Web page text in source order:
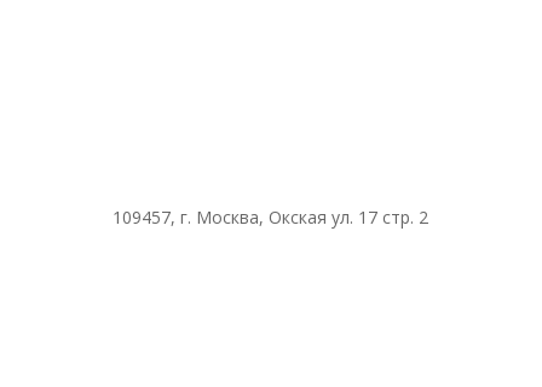
109457, г. Москва, Окская ул. 17 стр. 2